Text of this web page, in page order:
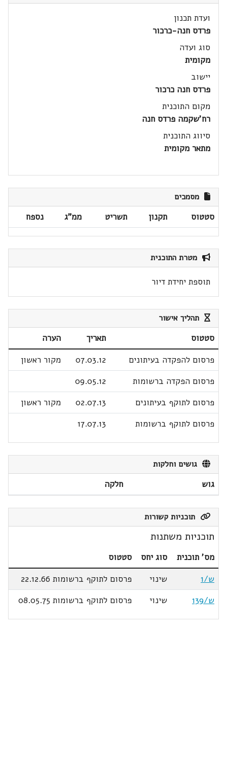
ועדת תכנון
פרדס חנה-כרכור
סוג ועדה
מקומית
יישוב
פרדס חנה כרכור
מקום התוכנית
רח'שקמה פרדס חנה
סיווג התוכנית
מתאר מקומית
מסמכים
סטטוס תקנון תשריט ממ"ג נספח
מטרת התוכנית
תוספת יחידת דיור
תהליך אישור
סטטוס תאריך
הערה
פרסום להפקדה בעיתונים
07.03.12
מקור ראשון
פרסום הפקדה ברשומות
09.05.12
פרסום לתוקף בעיתונים
02.07.13
מקור ראשון
פרסום לתוקף ברשומות
17.07.13
גושים וחלקות
גוש חלקה
תוכניות קשורות
תוכניות משתנות
מס' תוכנית סוג יחס
סטטוס
ש/1
שינוי
פרסום לתוקף ברשומות 22.12.66
ש/139
שינוי פרסום לתוקף ברשומות 08.05.75